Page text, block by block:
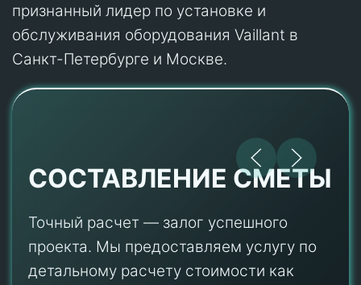
признанный лидер по установке и
обслуживания оборудования Vaillant в
Санкт-Петербурге и Москве.
СОСТАВЛЕНИЕ СМЕТЫ
Точный расчет — залог успешного
проекта. Мы предоставляем услугу по
детальному расчету стоимости как